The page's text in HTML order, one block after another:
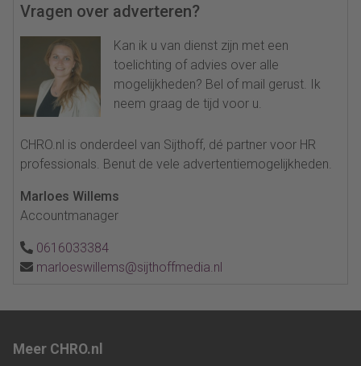
Vragen over adverteren?
Kan ik u van dienst zijn met een
toelichting of advies over alle
mogelijkheden? Bel of mail gerust. Ik
neem graag de tijd voor u.
CHRO.nl is onderdeel van Sijthoff, dé partner voor HR
professionals. Benut de vele advertentiemogelijkheden.
Marloes Willems
Accountmanager
0616033384
marloeswillems@sijthoffmedia.nl
Meer CHRO.nl